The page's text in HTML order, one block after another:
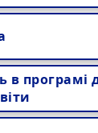
в програмі